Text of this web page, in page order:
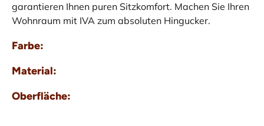
garantieren Ihnen puren Sitzkomfort. Machen Sie Ihren
Wohnraum mit IVA zum absoluten Hingucker.
Farbe:
Material:
Oberfläche: